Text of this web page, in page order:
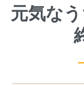
元気な